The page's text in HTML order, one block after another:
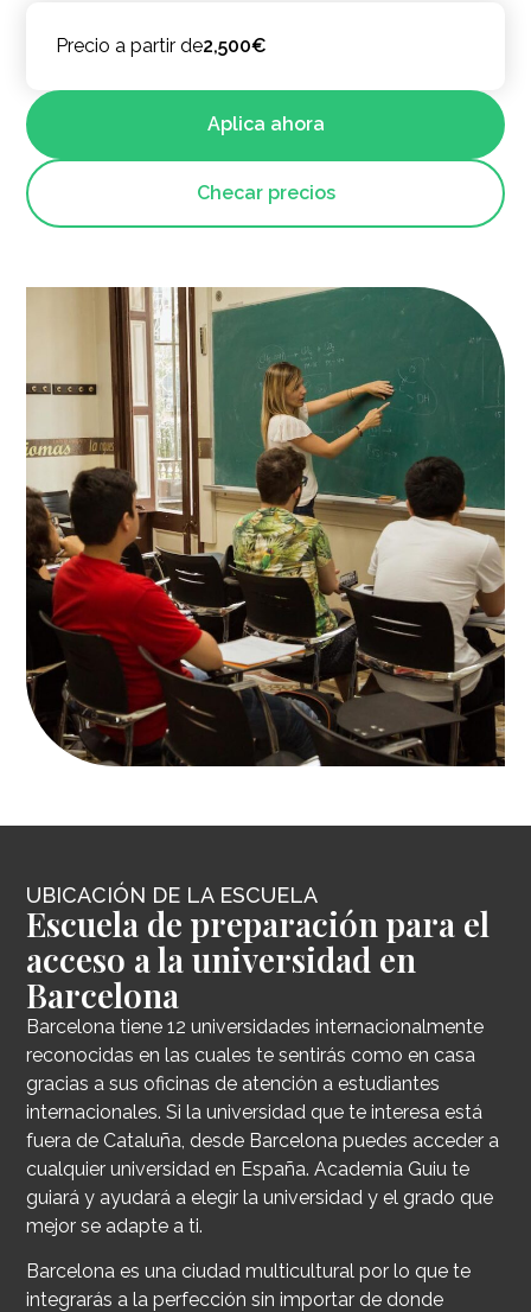
Precio a partir de2,500€
Aplica ahora
Checar precios
UBICACIÓN DE LA ESCUELA
Escuela de preparación para el
acceso a la universidad en
Barcelona
Barcelona tiene 12 universidades internacionalmente
reconocidas en las cuales te sentirás como en casa
gracias a sus oficinas de atención a estudiantes
internacionales. Si la universidad que te interesa está
fuera de Cataluña, desde Barcelona puedes acceder a
cualquier universidad en España. Academia Guiu te
guiará y ayudará a elegir la universidad y el grado que
mejor se adapte a ti.
Barcelona es una ciudad multicultural por lo que te
integrarás a la perfección sin importar de donde